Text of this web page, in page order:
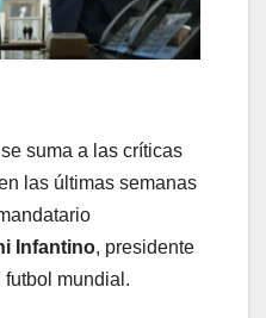
suma a las críticas
las últimas semanas
Infantino, presidente
mundial.